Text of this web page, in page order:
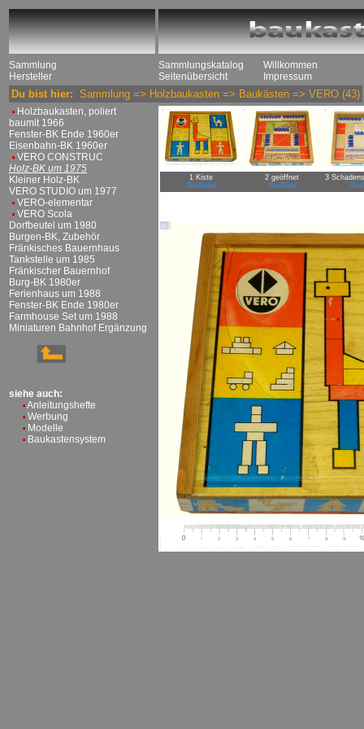
Sammlung
Hersteller
Sammlungskatalog
Seitenübersicht
Willkommen
Impressum
Du bist hier: Sammlung => Holzbaukasten => Baukästen => VERO (43)
Holzbaukasten, poliert
baumit 1966
Fenster-BK Ende 1960er
Eisenbahn-BK 1960er
VERO CONSTRUC
Holz-BK um 1975
Kleiner Holz-BK
VERO STUDIO um 1977
VERO-elementar
VERO Scola
Dorfbeutel um 1980
Burgen-BK, Zubehör
Fränkisches Bauernhaus
Tankstelle um 1985
Fränkischer Bauernhof
Burg-BK 1980er
Ferienhaus um 1988
Fenster-BK Ende 1980er
Farmhouse Set um 1988
Miniaturen Bahnhof Ergänzung
siehe auch:
Anleitungshefte
Werbung
Modelle
Baukastensystem
1 Kiste
Großbild
2 geöffnet
Großbild
3